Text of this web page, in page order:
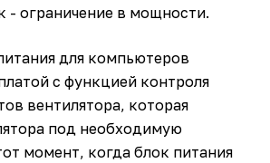
- ограничение в мощности.
для компьютеров
с функцией контроля
вентилятора, которая
под необходимую
момент, когда блок питания